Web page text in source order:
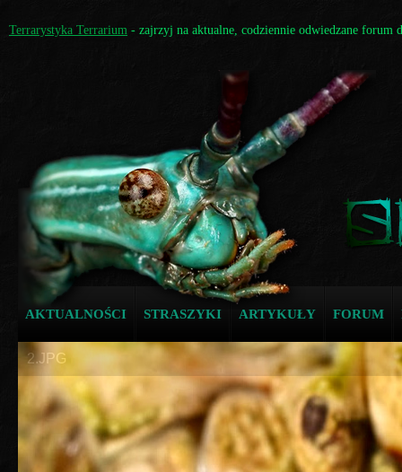
Terrarystyka Terrarium - zajrzyj na aktualne, codziennie odwiedzane forum
AKTUALNOŚCI STRASZYKI ARTYKUŁY FORUM
2.JPG